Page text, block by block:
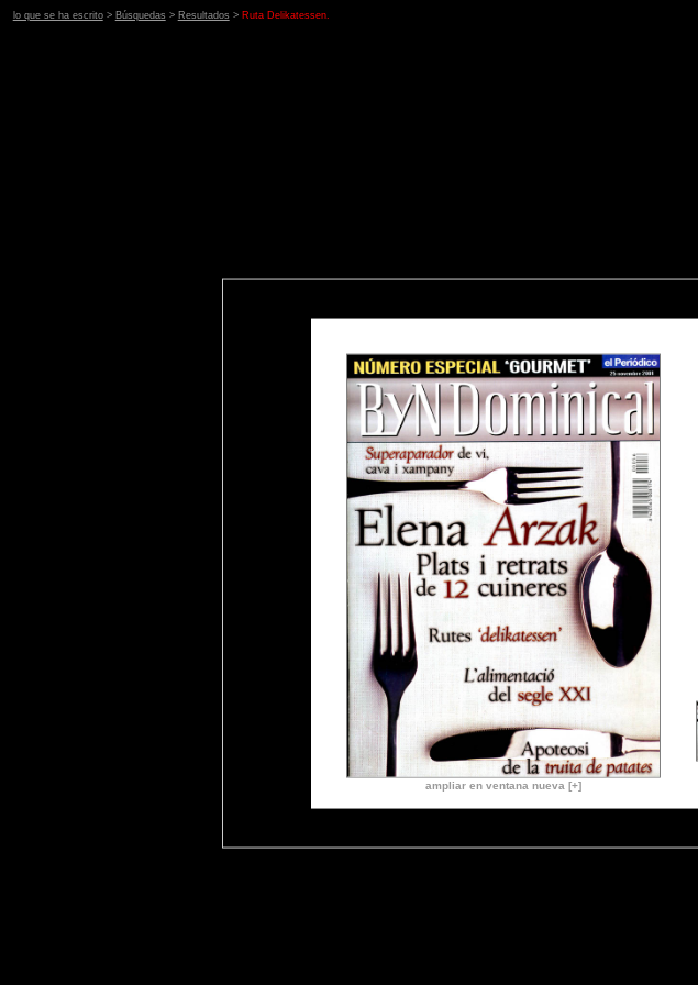
lo que se ha escrito> Búsquedas > Resultados > Ruta Delikatessen.
ampliar en ventana nueva [+]